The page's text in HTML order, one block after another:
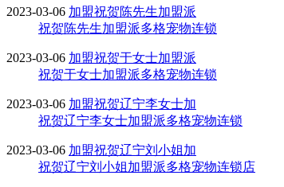
2023-03-06 加盟祝贺陈先生加盟派
祝贺陈先生加盟派多格宠物连锁
2023-03-06 加盟祝贺于女士加盟派
祝贺于女士加盟派多格宠物连锁
2023-03-06 加盟祝贺辽宁李女士加
祝贺辽宁李女士加盟派多格宠物连锁
2023-03-06 加盟祝贺辽宁刘小姐加
祝贺辽宁刘小姐加盟派多格宠物连锁店